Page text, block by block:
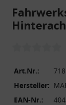
Art.Nr.:
Hersteller:
EAN-Nr.: